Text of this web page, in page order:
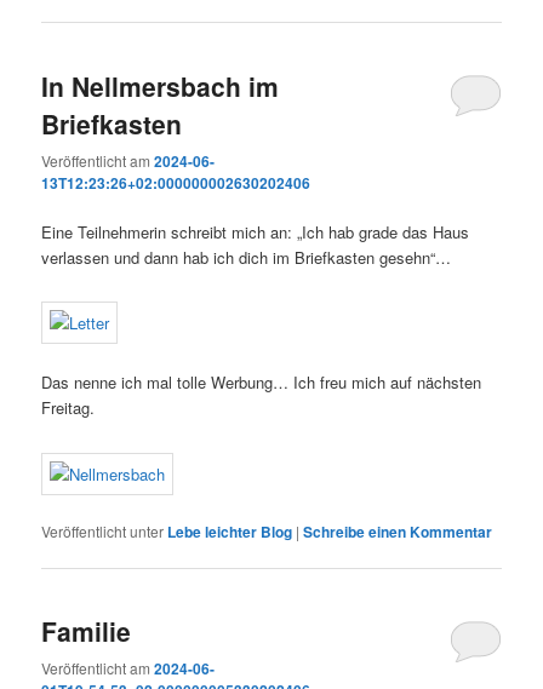
In Nellmersbach im
Briefkasten
Veröffentlicht am2024-06-
13T12:23:26+02:000000002630202406
Eine Teilnehmerin schreibt mich an: „Ich hab grade das Haus
verlassen und dann hab ich dich im Briefkasten gesehn“…
Das nenne ich mal tolle Werbung… Ich freu mich auf nächsten
Freitag.
Veröffentlicht unter Lebe leichter Blog |Schreibe einen Kommentar
Familie
Veröffentlicht am2024-06-